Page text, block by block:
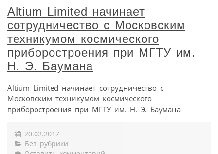
Altium Limited начинает
сотрудничество с Московским
техникумом космического
приборостроения при МГТУ им.
Н. Э. Баумана
Altium Limited начинает сотрудничество с
Московским техникумом космического
приборостроения при МГТУ им. Н. Э. Баумана
20.02.2017
Без рубрики